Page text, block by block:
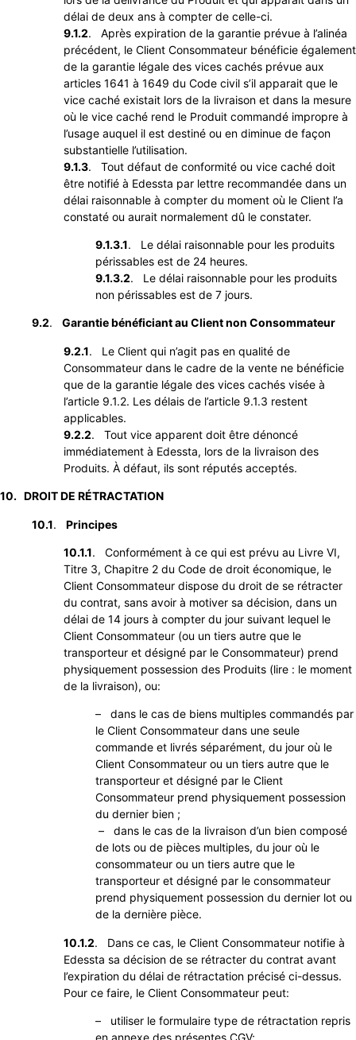
délai de deux ans à compter de celle-ci.
9.1.2. Après expiration de la garantie prévue à l’alinéa
précédent, le Client Consommateur bénéficie également
de la garantie légale des vices cachés prévue aux
articles 1641 à 1649 du Code civil s’il apparait que le
vice caché existait lors de la livraison et dans la mesure
où le vice caché rend le Produit commandé impropre à
l’usage auquel il est destiné ou en diminue de façon
substantielle l’utilisation.
9.1.3. Tout défaut de conformité ou vice caché doit
être notifié à Edessta par lettre recommandée dans un
délai raisonnable à compter du moment où le Client l’a
constaté ou aurait normalement dû le constater.
9.1.3.1. Le délai raisonnable pour les produits
périssables est de 24 heures.
9.1.3.2. Le délai raisonnable pour les produits
non périssables est de 7 jours.
9.2. Garantie bénéficiant au Client non Consommateur
9.2.1. Le Client qui n’agit pas en qualité de
Consommateur dans le cadre de la vente ne bénéficie
que de la garantie légale des vices cachés visée à
l’article 9.1.2. Les délais de l’article 9.1.3 restent
applicables.
9.2.2. Tout vice apparent doit être dénoncé
immédiatement à Edessta, lors de la livraison des
Produits. À défaut, ils sont réputés acceptés.
10. DROIT DE RÉTRACTATION
10.1. Principes
10.1.1. Conformément à ce qui est prévu au Livre VI,
Titre 3, Chapitre 2 du Code de droit économique, le
Client Consommateur dispose du droit de se rétracter
du contrat, sans avoir à motiver sa décision, dans un
délai de 14 jours à compter du jour suivant lequel le
Client Consommateur (ou un tiers autre que le
transporteur et désigné par le Consommateur) prend
physiquement possession des Produits (lire : le moment
de la livraison), ou:
– dans le cas de biens multiples commandés par
le Client Consommateur dans une seule
commande et livrés séparément, du jour où le
Client Consommateur ou un tiers autre que le
transporteur et désigné par le Client
Consommateur prend physiquement possession
du dernier bien ;
– dans le cas de la livraison d’un bien composé
de lots ou de pièces multiples, du jour où le
consommateur ou un tiers autre que le
transporteur et désigné par le consommateur
prend physiquement possession du dernier lot ou
de la dernière pièce.
10.1.2. Dans ce cas, le Client Consommateur notifie à
Edessta sa décision de se rétracter du contrat avant
l’expiration du délai de rétractation précisé ci-dessus.
Pour ce faire, le Client Consommateur peut:
– utiliser le formulaire type de rétractation repris